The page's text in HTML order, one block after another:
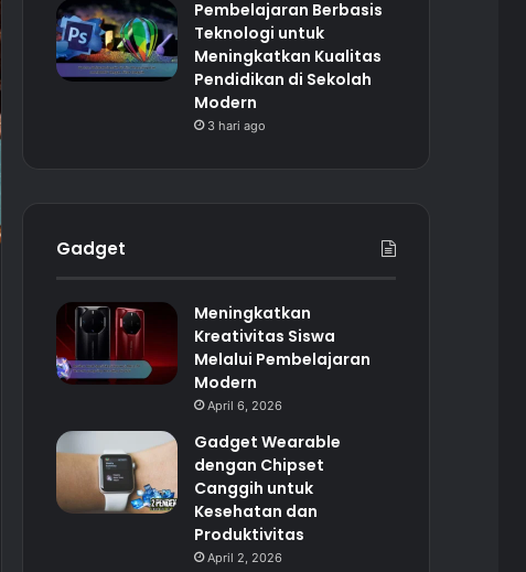
Pembelajaran Berbasis
Teknologi untuk
Meningkatkan Kualitas
Pendidikan di Sekolah
Modern
3 hari ago
Gadget
Meningkatkan
Kreativitas Siswa
Melalui Pembelajaran
Modern
April 6, 2026
Gadget Wearable
dengan Chipset
Canggih untuk
Kesehatan dan
Produktivitas
April 2, 2026